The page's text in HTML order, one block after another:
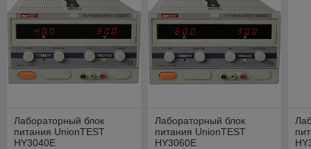
Лабораторный блок
питания UnionTEST
HY3040E
Лабораторный блок
питания UnionTEST
HY3060E